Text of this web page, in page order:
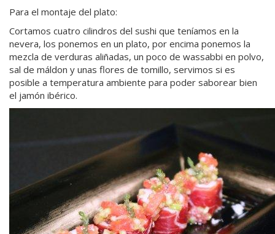
Para el montaje del plato:
Cortamos cuatro cilindros del sushi que teníamos en la
nevera, los ponemos en un plato, por encima ponemos la
mezcla de verduras aliñadas, un poco de wassabbi en polvo,
sal de máldon y unas flores de tomillo, servimos si es
posible a temperatura ambiente para poder saborear bien
el jamón ibérico.